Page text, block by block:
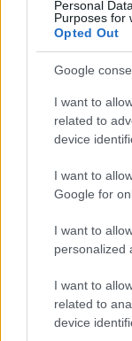
Personal
Purposes for
Opted Out
Google
I want to
related to
device
I want to
Google for
I want to
personalized
I want to
related to
device
ευημερία του
όλους τους
και την άμεση
Το
μεταφοράς
94.769 dwt,
Θα δοθούν
προκύψουν